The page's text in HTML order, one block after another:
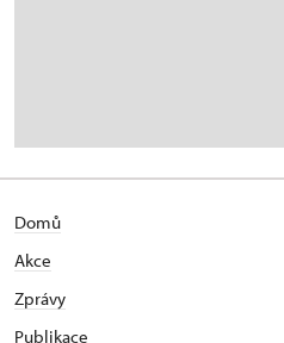
Domů
Akce
Zprávy
Publikace